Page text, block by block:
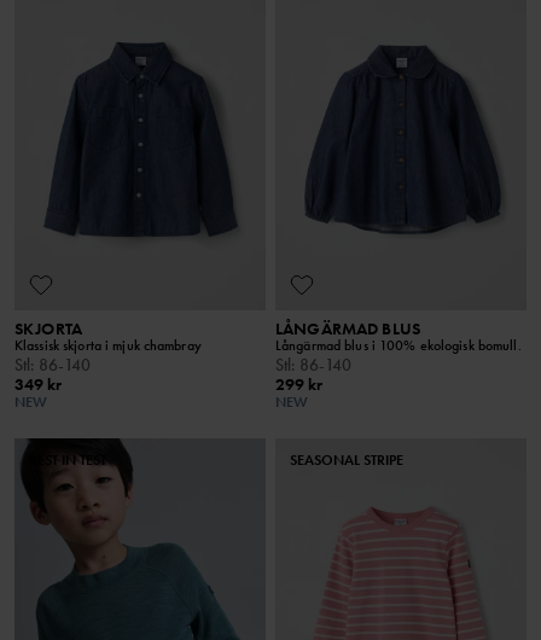
SKJORTA
Klassisk skjorta i mjuk chambray
Stl: 86-140
349 kr
NEW
LÅNGÄRMAD BLUS
Långärmad blus i 100% ekologisk bomull.
Stl: 86-140
299 kr
NEW
BEST IN TEST SEASONAL STRIPE